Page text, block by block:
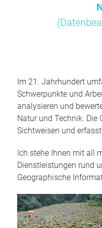
Im 21. Jahrhundert
Schwerpunkte und
analysieren und
Natur und Technik.
Sichtweisen und
Ich stehe Ihnen mit all
Dienstleistungen rund
Geographische